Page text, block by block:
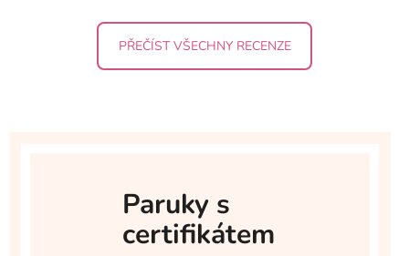
PŘEČÍST VŠECHNY RECENZE
Paruky s
certifikátem